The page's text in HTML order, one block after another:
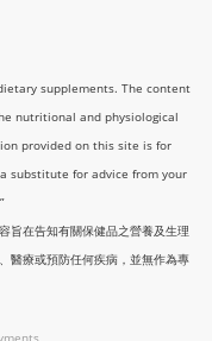
supplements. The content
nutritional and physiological
provided on this site is for
substitute for advice from your
旨在告知有關保健品之營養及生理
醫療或預防任何疾病，並無作為專